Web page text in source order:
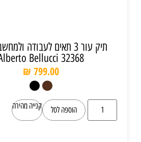
Bellucci 32368
₪ 799.00
הוספה לסל קנייה מהירה